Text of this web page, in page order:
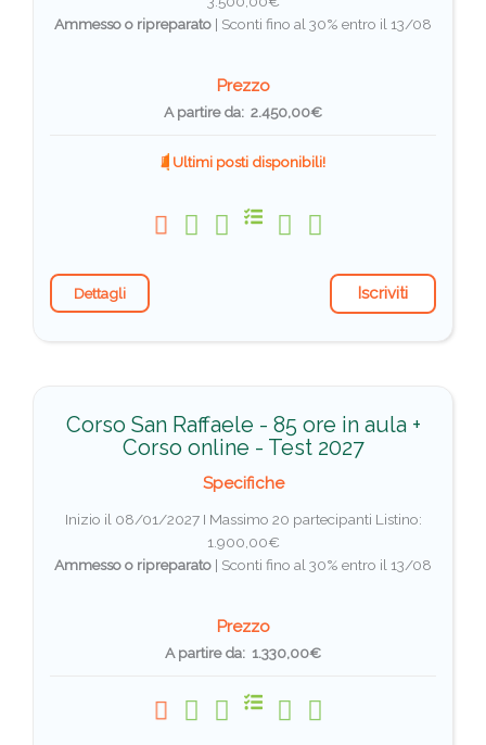
Ammesso o ripreparato | Sconti fino al 30% entro il 13/08
Prezzo
A partire da: 2.450,00€
Ultimi posti disponibili!
Dettagli Iscriviti
Corso San Raffaele - 85 ore in aula +
Corso online - Test 2027
Specifiche
Inizio il 08/01/2027 I Massimo 20 partecipanti Listino:
1.900,00€
Ammesso o ripreparato | Sconti fino al 30% entro il 13/08
Prezzo
A partire da: 1.330,00€